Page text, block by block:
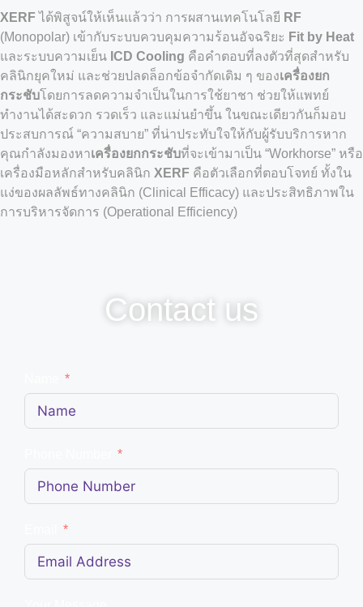
XERF ได้พิสูจน์ให้เห็นแล้วว่า การผสานเทคโนโลยี RF
(Monopolar) เข้ากับระบบควบคุมความร้อนอัจฉริยะ Fit by Heat
และระบบความเย็น ICD Cooling คือคำตอบที่ลงตัวที่สุดสำหรับ
คลินิกยุคใหม่ และช่วยปลดล็อกข้อจำกัดเดิม ๆ ของเครื่องยก
กระชับโดยการลดความจำเป็นในการใช้ยาชา ช่วยให้แพทย์
ทำงานได้สะดวก รวดเร็ว และแม่นยำขึ้น ในขณะเดียวกันก็มอบ
ประสบการณ์ “ความสบาย” ที่น่าประทับใจให้กับผู้รับบริการหาก
คุณกำลังมองหาเครื่องยกกระชับที่จะเข้ามาเป็น “Workhorse” หรือ
เครื่องมือหลักสำหรับคลินิก XERF คือตัวเลือกที่ตอบโจทย์ ทั้งใน
แง่ของผลลัพธ์ทางคลินิก (Clinical Efficacy) และประสิทธิภาพใน
การบริหารจัดการ (Operational Efficiency)
Contact us